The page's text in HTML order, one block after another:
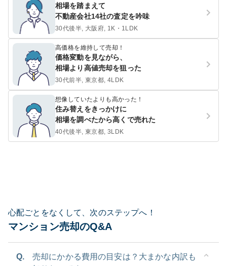
相場を踏まえて
不動産会社14社の査定を吟味
30代後半, 大阪府, 1K・1LDK
高価格を維持して売却！
価格変動を見ながら、
相場より高値売却を狙った
30代前半, 東京都, 4LDK
想像していたよりも高かった！
住み替えをきっかけに
相場を調べたから高くで売れた
40代後半, 東京都, 3LDK
心配ごとをなくして、次のステップへ！
マンション売却のQ&A
Q.
売却にかかる費用の目安は？大まかな内訳も